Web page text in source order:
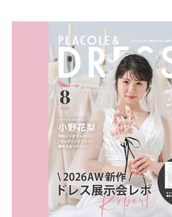
内容：特典金額・条件・応募
一番お得？」「プラコレの特
解決します。 まずは診断で
ング診断」か、体験